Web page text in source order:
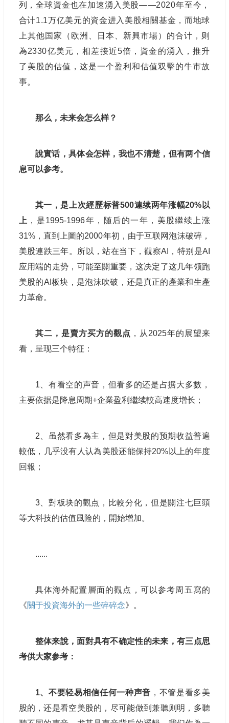
列，全球資金也在加速湧入美股——2020年至今，
合计1.1万亿美元的資金进入美股相關基金，而地球
上其他国家（欧洲、日本、新興市場）的合计，则
為2330亿美元，相差接近5倍，資金的湧入，推升
了美股的估值，这是一个盈利和估值双擊的牛市故
事。
那么，未来会怎么样？
說實话，具体会怎样，我也不清楚，但有两个信
息可以参考。
其一，是上次經歷标普500連续两年涨幅20%以
上 ，是1995-1996年，随后的一年，美股繼续上涨
31%，直到上圖的2000年初，由于互联网泡沫破碎，
美股連跌三年。所以，站在当下，觀察AI，特别是AI
应用端的走势，可能至關重要，这决定了这几年领跑
美股的AI板块，是泡沫吹破，还是真正的產業和生產
力革命。
其二，是賣方买方的觀点 ，从2025年的展望来
看，呈现三个特征：
1、有看空的声音，但看多的还是占据大多數，
主要依据是降息周期+企業盈利繼续較高速度增长；
2、虽然看多為主，但是對美股的预期收益普遍
較低，几乎没有人认為美股还能保持20%以上的年度
回報；
3、對板块的觀点，比較分化，但是關注七巨頭
等大科技的估值風险的，開始增加。
......
具体海外配置層面的觀点，可以参考周五寫的
《關于投資海外的一些碎碎念》。
整体来說，面對具有不确定性的未来，有三点思
考供大家参考：
1、不要轻易相信任何一种声音 ，不管是看多美
股的，还是看空美股的，尽可能做到兼聽则明，多聽